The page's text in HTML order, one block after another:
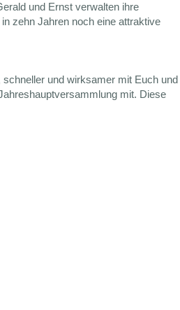
und Ernst verwalten ihre
zehn Jahren noch eine attraktive
und wirksamer mit Euch und
mit. Diese